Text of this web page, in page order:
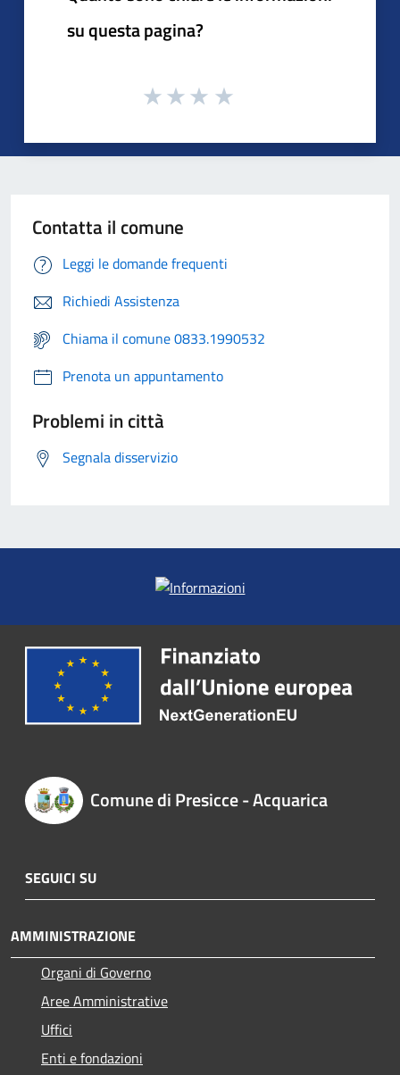
su questa pagina?
Contatta il comune
Leggi le domande frequenti
Richiedi Assistenza
Chiama il comune 0833.1990532
Prenota un appuntamento
Problemi in città
Segnala disservizio
Comune di Presicce - Acquarica
SEGUICI SU
AMMINISTRAZIONE
Organi di Governo
Aree Amministrative
Uffici
Enti e fondazioni